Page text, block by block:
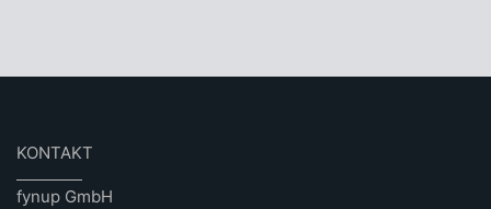
KONTAKT
fynup GmbH